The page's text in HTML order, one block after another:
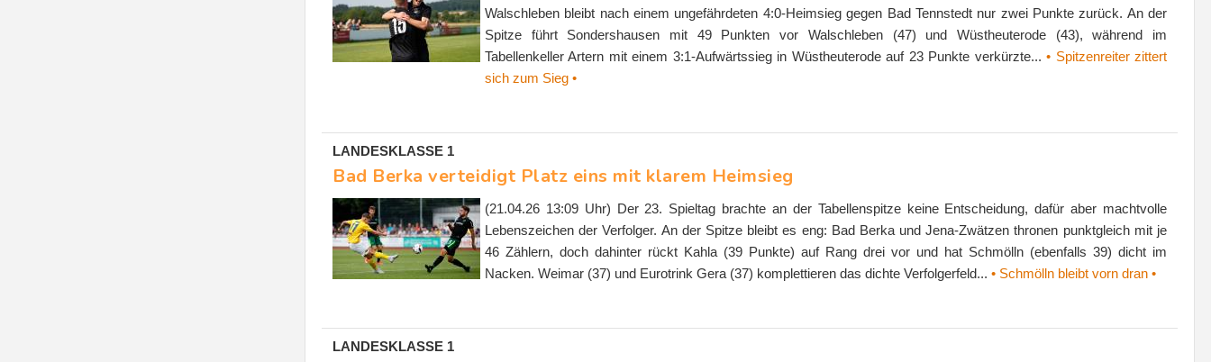
Walschleben bleibt nach einem ungefährdeten 4:0-Heimsieg gegen Bad Tennstedt nur zwei Punkte zurück. An der
Spitze führt Sondershausen mit 49 Punkten vor Walschleben (47) und Wüstheuterode (43), während im
Tabellenkeller Artern mit einem 3:1-Aufwärtssieg in Wüstheuterode auf 23 Punkte verkürzte...• Spitzenreiter zittert
sich zum Sieg •
LANDESKLASSE 1
Bad Berka verteidigt Platz eins mit klarem Heimsieg
(21.04.26 13:09 Uhr) Der 23. Spieltag brachte an der Tabellenspitze keine Entscheidung, dafür aber machtvolle
Lebenszeichen der Verfolger. An der Spitze bleibt es eng: Bad Berka und Jena-Zwätzen thronen punktgleich mit je
46 Zählern, doch dahinter rückt Kahla (39 Punkte) auf Rang drei vor und hat Schmölln (ebenfalls 39) dicht im
Nacken. Weimar (37) und Eurotrink Gera (37) komplettieren das dichte Verfolgerfeld... • Schmölln bleibt vorn dran •
LANDESKLASSE 1